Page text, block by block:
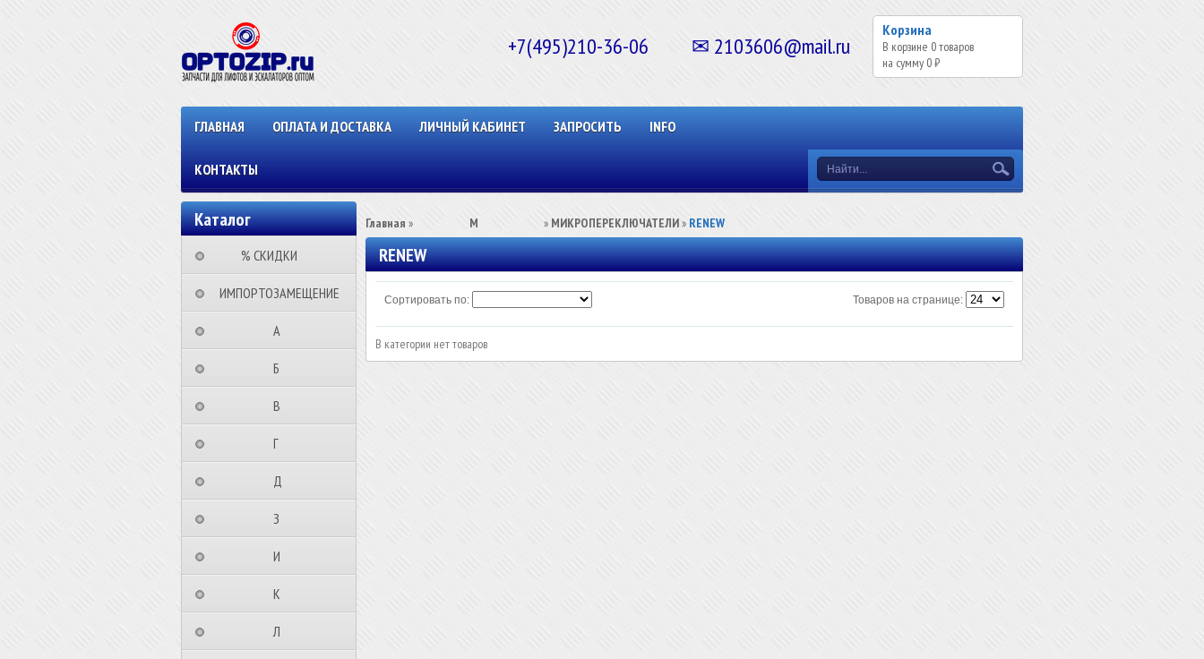
Корзина
В корзине 0товаров
на сумму 0 ₽
+7(495)210-36-06 ✉ 2103606@mail.ru
ГЛАВНАЯ ОПЛАТА И ДОСТАВКА ЛИЧНЫЙ КАБИНЕТ ЗАПРОСИТЬ INFO
КОНТАКТЫ
Каталог
⠀⠀⠀% СКИДКИ⠀⠀⠀⠀
⠀ИМПОРТОЗАМЕЩЕНИЕ
⠀⠀⠀⠀⠀⠀А⠀⠀⠀⠀⠀⠀⠀
⠀⠀⠀⠀⠀⠀Б⠀⠀⠀⠀⠀⠀⠀
⠀⠀⠀⠀⠀⠀В⠀⠀⠀⠀⠀⠀⠀
⠀⠀⠀⠀⠀⠀Г⠀⠀⠀⠀⠀⠀⠀
⠀⠀⠀⠀⠀⠀Д⠀⠀⠀⠀⠀⠀⠀
⠀⠀⠀⠀⠀⠀З⠀⠀⠀⠀⠀⠀⠀
⠀⠀⠀⠀⠀⠀И⠀⠀⠀⠀⠀⠀⠀
⠀⠀⠀⠀⠀⠀К⠀⠀⠀⠀⠀⠀⠀
⠀⠀⠀⠀⠀⠀Л⠀⠀⠀⠀⠀⠀⠀
Главная » ⠀⠀⠀⠀⠀⠀М⠀⠀⠀⠀⠀⠀⠀ » МИКРОПЕРЕКЛЮЧАТЕЛИ» RENEW
RENEW
Сортировать по: Товаров на странице:
В категории нет товаров